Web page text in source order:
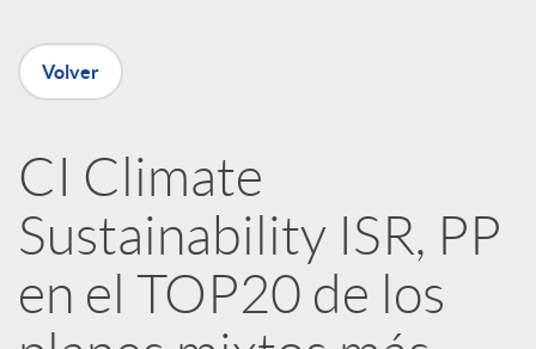
n
e
d
Volver
CI Climate
Sustainability ISR, PP
en el TOP20 de los